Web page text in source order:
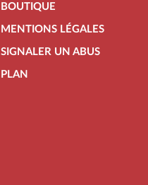
BOUTIQUE
MENTIONS LÉGALES
SIGNALER UN ABUS
PLAN